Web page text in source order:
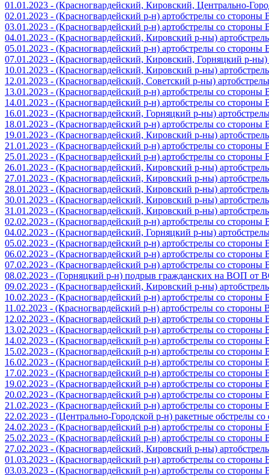
01.01.2023 - (Красногвардейский, Кировский, Центрально-
02.01.2023 - (Красногвардейский р-н) артобстрелы со
03.01.2023 - (Красногвардейский р-н) артобстрелы со
04.01.2023 - (Красногвардейский, Кировский р-ны)
05.01.2023 - (Красногвардейский р-н) артобстрелы со
07.01.2023 - (Красногвардейский, Кировский, Горняцкий р-
10.01.2023 - (Красногвардейский, Кировский р-ны)
12.01.2023 - (Красногвардейский, Советский р-ны)
13.01.2023 - (Красногвардейский р-н) артобстрелы со
14.01.2023 - (Красногвардейский р-н) артобстрелы со
16.01.2023 - (Красногвардейский, Горняцкий р-ны)
18.01.2023 - (Красногвардейский р-н) артобстрелы со
19.01.2023 - (Красногвардейский, Кировский р-ны)
21.01.2023 - (Красногвардейский р-н) артобстрелы со
25.01.2023 - (Красногвардейский р-н) артобстрелы со
26.01.2023 - (Красногвардейский, Кировский р-ны)
27.01.2023 - (Красногвардейский, Кировский р-ны)
28.01.2023 - (Красногвардейский, Кировский р-ны)
30.01.2023 - (Красногвардейский, Кировский р-ны)
31.01.2023 - (Красногвардейский, Кировский р-ны)
02.02.2023 - (Красногвардейский р-н) артобстрелы со
04.02.2023 - (Красногвардейский, Горняцкий р-ны)
05.02.2023 - (Красногвардейский р-н) артобстрелы со
06.02.2023 - (Красногвардейский р-н) артобстрелы со
07.02.2023 - (Красногвардейский р-н) артобстрелы со
08.02.2023 - (Горняцкий р-н) подрыв гражданских на ВОП от
09.02.2023 - (Красногвардейский, Кировский р-ны)
10.02.2023 - (Красногвардейский р-н) артобстрелы со
11.02.2023 - (Красногвардейский р-н) артобстрелы со стороны
12.02.2023 - (Красногвардейский р-н) артобстрелы со
13.02.2023 - (Красногвардейский р-н) артобстрелы со
14.02.2023 - (Красногвардейский р-н) артобстрелы со
15.02.2023 - (Красногвардейский р-н) артобстрелы со
16.02.2023 - (Красногвардейский р-н) артобстрелы со
17.02.2023 - (Красногвардейский р-н) артобстрелы со
19.02.2023 - (Красногвардейский р-н) артобстрелы со
20.02.2023 - (Красногвардейский р-н) артобстрелы со
21.02.2023 - (Красногвардейский р-н) артобстрелы со
22.02.2023 - (Центрально-Городской р-н) ракетные обстрелы
24.02.2023 - (Красногвардейский р-н) артобстрелы со
25.02.2023 - (Красногвардейский р-н) артобстрелы со
27.02.2023 - (Красногвардейский, Кировский р-ны)
01.03.2023 - (Красногвардейский р-н) артобстрелы со
03.03.2023 - (Красногвардейский р-н) артобстрелы со